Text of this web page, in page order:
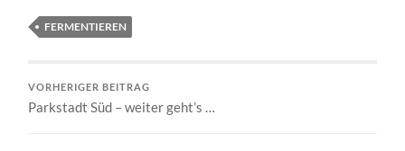
FERMENTIEREN
VORHERIGER BEITRAG
Parkstadt Süd – weiter geht’s …